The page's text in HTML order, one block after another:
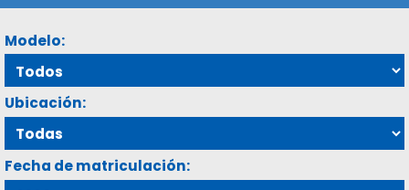
Modelo:
Ubicación:
Fecha de matriculación: